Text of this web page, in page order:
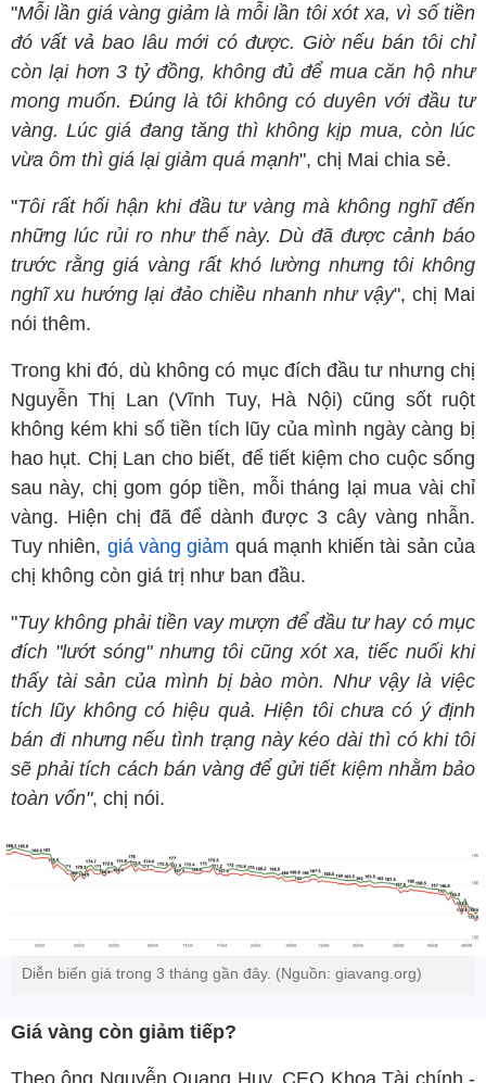
"Mỗi lần giá vàng giảm là mỗi lần tôi xót xa, vì số tiền
đó vất vả bao lâu mới có được. Giờ nếu bán tôi chỉ
còn lại hơn 3 tỷ đồng, không đủ để mua căn hộ như
mong muốn. Đúng là tôi không có duyên với đầu tư
vàng. Lúc giá đang tăng thì không kịp mua, còn lúc
vừa ôm thì giá lại giảm quá mạnh", chị Mai chia sẻ.
"Tôi rất hối hận khi đầu tư vàng mà không nghĩ đến
những lúc rủi ro như thế này. Dù đã được cảnh báo
trước rằng giá vàng rất khó lường nhưng tôi không
nghĩ xu hướng lại đảo chiều nhanh như vậy", chị Mai
nói thêm.
Trong khi đó, dù không có mục đích đầu tư nhưng chị
Nguyễn Thị Lan (Vĩnh Tuy, Hà Nội) cũng sốt ruột
không kém khi số tiền tích lũy của mình ngày càng bị
hao hụt. Chị Lan cho biết, để tiết kiệm cho cuộc sống
sau này, chị gom góp tiền, mỗi tháng lại mua vài chỉ
vàng. Hiện chị đã để dành được 3 cây vàng nhẫn.
Tuy nhiên, giá vàng giảm quá mạnh khiến tài sản của
chị không còn giá trị như ban đầu.
"Tuy không phải tiền vay mượn để đầu tư hay có mục
đích "lướt sóng" nhưng tôi cũng xót xa, tiếc nuối khi
thấy tài sản của mình bị bào mòn. Như vậy là việc
tích lũy không có hiệu quả. Hiện tôi chưa có ý định
bán đi nhưng nếu tình trạng này kéo dài thì có khi tôi
sẽ phải tích cách bán vàng để gửi tiết kiệm nhằm bảo
toàn vốn", chị nói.
Diễn biến giá trong 3 tháng gần đây. (Nguồn: giavang.org)
Giá vàng còn giảm tiếp?
Theo ông Nguyễn Quang Huy, CEO Khoa Tài chính -